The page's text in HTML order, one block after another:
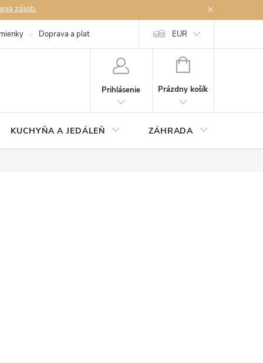
zásob.
Doprava a platby Podmienky ochrany osobných údajov
EUR
Prihlásenie
NÁKUPNÝ
Prázdny košík
KUCHYŇA A JEDÁLEŇ ZÁHRADA